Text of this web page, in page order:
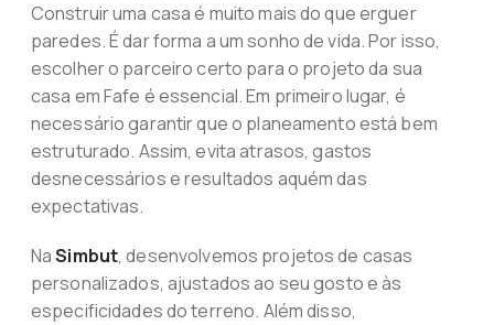
Construir uma casa é muito mais do que erguer
paredes. É dar forma a um sonho de vida. Por isso,
escolher o parceiro certo para o projeto da sua
casa em Fafe é essencial. Em primeiro lugar, é
necessário garantir que o planeamento está bem
estruturado. Assim, evita atrasos, gastos
desnecessários e resultados aquém das
expectativas.
NaSimbut, desenvolvemos projetos de casas
personalizados, ajustados ao seu gosto e às
especificidades do terreno. Além disso,